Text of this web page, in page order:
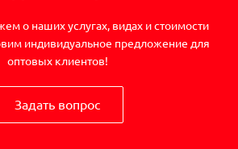
о наших услугах, видах и стоимости
индивидуальное предложение для
оптовых клиентов!
Задать вопрос